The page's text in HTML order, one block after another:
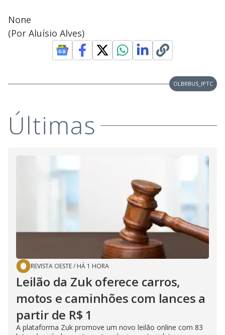
None
(Por Aluísio Alves)
OLBRBUS_IPTC
Últimas
REVISTA OESTE/ HÁ 1 HORA
Leilão da Zuk oferece carros,
motos e caminhões com lances a
partir de R$ 1
A plataforma Zuk promove um novo leilão online com 83